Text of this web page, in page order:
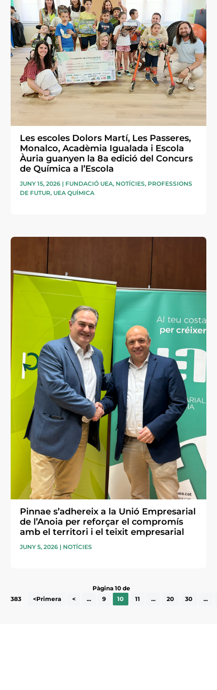
Les escoles Dolors Martí, Les Passeres,
Monalco, Acadèmia Igualada i Escola
Àuria guanyen la 8a edició del Concurs
de Química a l’Escola
JUNY 15, 2026 | FUNDACIÓ UEA, NOTÍCIES, PROFESSIONS
DE FUTUR, UEA QUÍMICA
Pinnae s’adhereix a la Unió Empresarial
de l’Anoia per reforçar el compromís
amb el territori i el teixit empresarial
JUNY 5, 2026 | NOTÍCIES
Pàgina 10 de
383
<Primera < ... 9 10 11 ... 20 30 ...